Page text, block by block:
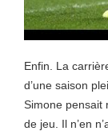
Enfin. La
d’une saison
Simone pensait
de jeu. Il n’en